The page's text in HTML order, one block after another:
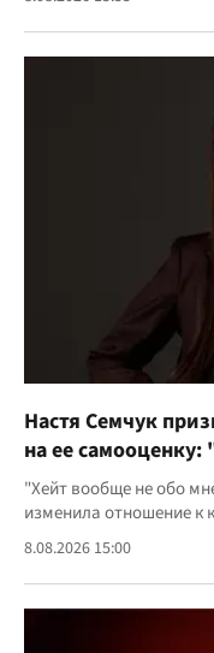
Настя Семчук
на ее самооценку:
"Хейт вообще не обо
изменила отношение к
8.08.2026 15:00